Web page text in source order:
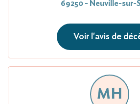
69250 - Neuville-sur-
Voir l'avis de
MH